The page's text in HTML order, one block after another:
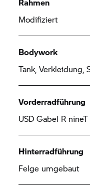
Modifiziert
Bodywork
Tank, Verkleidung,
Vorderradführung
USD Gabel R nineT
Hinterradführung
Felge umgebaut